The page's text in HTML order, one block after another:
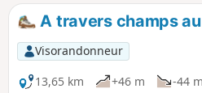
A travers champs
Visorandonneur
13,65 km
+46 m
-44 m